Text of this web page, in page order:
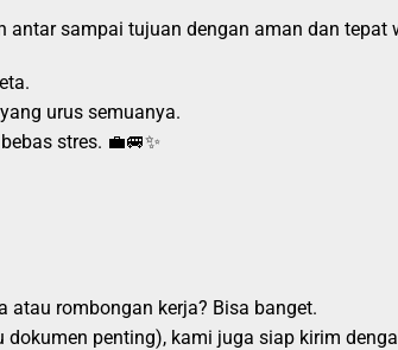
sampai tujuan dengan aman dan tepat
urus semuanya.
stres. 💼🚐✨
atau rombongan kerja? Bisa banget.
dokumen penting), kami juga siap kirim